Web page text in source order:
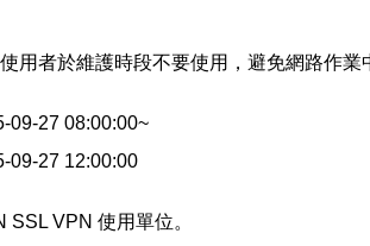
用者於維護時段不要使用，避免網路作
09-27 08:00:00~
09-27 12:00:00
SSL VPN 使用單位。